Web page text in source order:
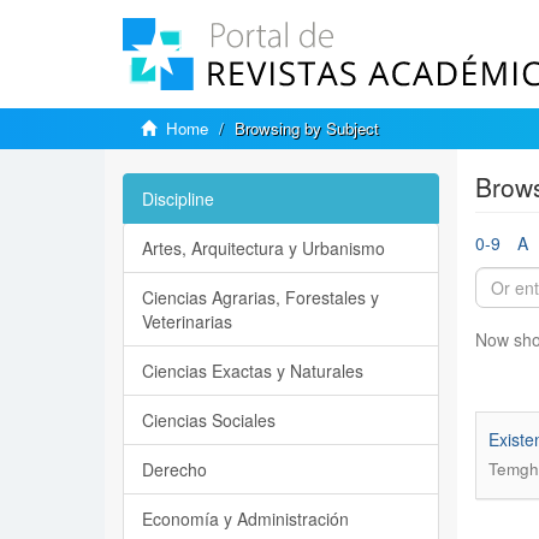
Home Browsing by Subject
0-9 A
Now
Discipline
Artes, Arquitectura y Urbanismo
Ciencias Agrarias, Forestales y
Veterinarias
Ciencias Exactas y Naturales
Ciencias Sociales
Derecho
Economía y Administración